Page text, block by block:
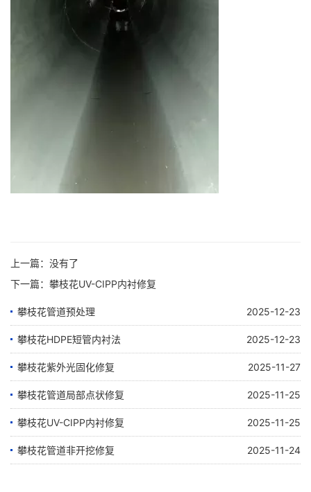
上一篇：没有了
下一篇： 攀枝花UV-CIPP内衬修复
攀枝花管道预处理 2025-12-23
攀枝花HDPE短管内衬法 2025-12-23
攀枝花紫外光固化修复 2025-11-27
攀枝花管道局部点状修复 2025-11-25
攀枝花UV-CIPP内衬修复 2025-11-25
攀枝花管道非开挖修复 2025-11-24